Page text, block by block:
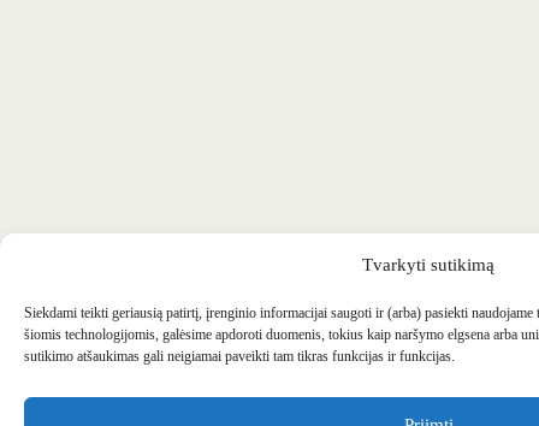
Tvarkyti sutikimą
Siekdami teikti geriausią patirtį, įrenginio informacijai saugoti ir (arba) pasiekti
šiomis technologijomis, galėsime apdoroti duomenis, tokius kaip naršymo elgsena arba
sutikimo atšaukimas gali neigiamai paveikti tam tikras funkcijas ir funkcijas.